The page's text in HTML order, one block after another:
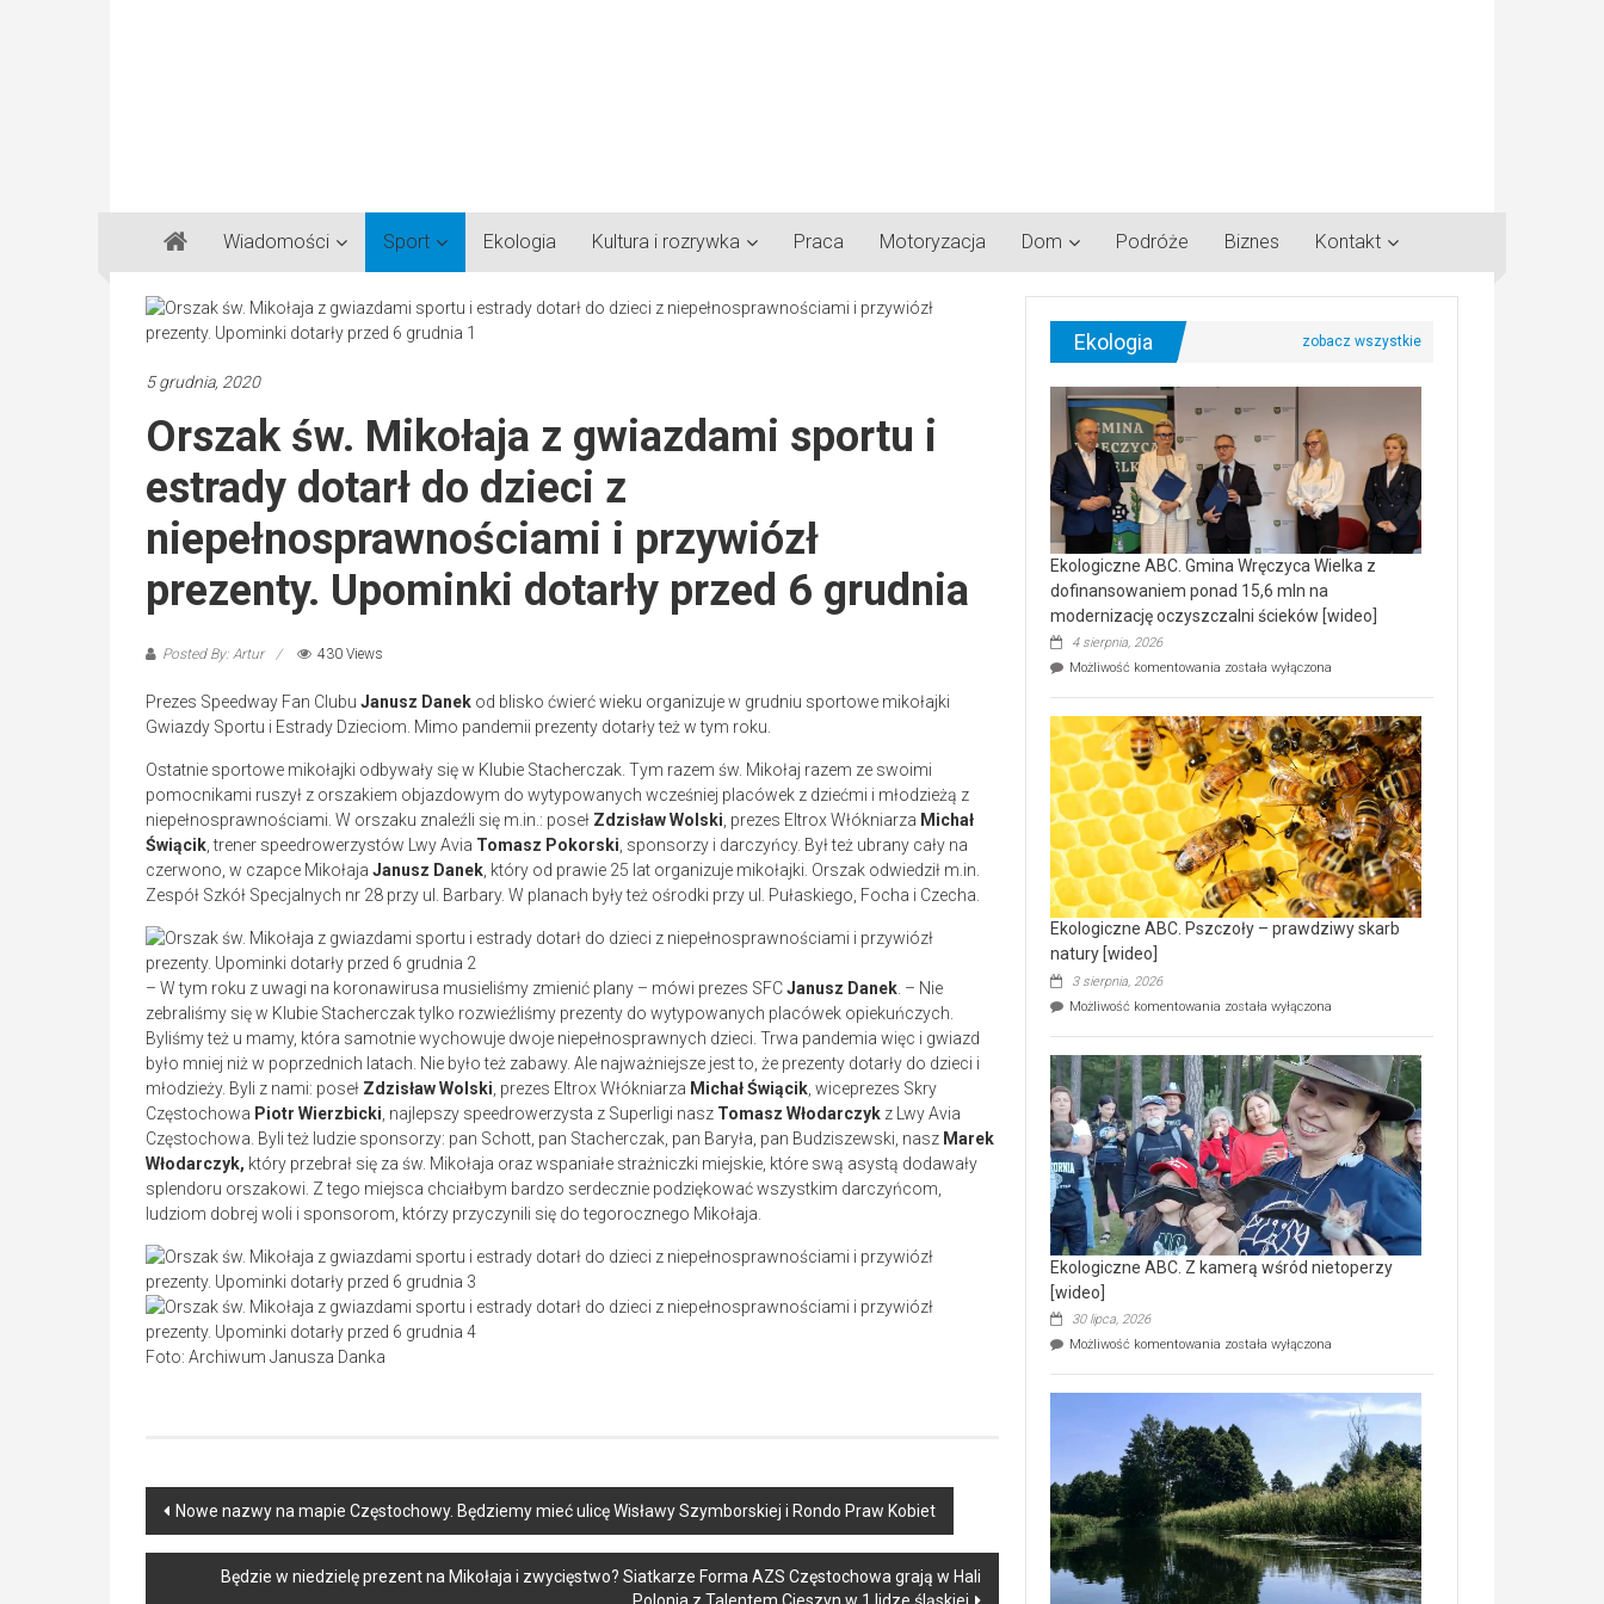
Gazeta
Regionalna
Częstochowa,
Kłobuck,
Myszków
Wiadomości Sport Ekologia Kultura i rozrywka Praca Motoryzacja Dom Podróże Biznes Kontakt
5 grudnia, 2020
Orszak św. Mikołaja z gwiazdami sportu i
estrady dotarł do dzieci z
niepełnosprawnościami i przywiózł
prezenty. Upominki dotarły przed 6 grudnia
Posted By: Artur 430 Views
Prezes Speedway Fan Clubu Janusz Danek od blisko ćwierć wieku organizuje w grudniu sportowe mikołajki
Gwiazdy Sportu i Estrady Dzieciom. Mimo pandemii prezenty dotarły też w tym roku.
Ostatnie sportowe mikołajki odbywały się w Klubie Stacherczak. Tym razem św. Mikołaj razem ze swoimi
pomocnikami ruszył z orszakiem objazdowym do wytypowanych wcześniej placówek z dziećmi i młodzieżą z
niepełnosprawnościami. W orszaku znaleźli się m.in.: poseł Zdzisław Wolski, prezes Eltrox Włókniarza Michał
Świącik, trener speedrowerzystów Lwy Avia Tomasz Pokorski, sponsorzy i darczyńcy. Był też ubrany cały na
czerwono, w czapce Mikołaja Janusz Danek, który od prawie 25 lat organizuje mikołajki. Orszak odwiedził m.in.
Zespół Szkół Specjalnych nr 28 przy ul. Barbary. W planach były też ośrodki przy ul. Pułaskiego, Focha i Czecha.
– W tym roku z uwagi na koronawirusa musieliśmy zmienić plany – mówi prezes SFCJanusz Danek. – Nie
zebraliśmy się w Klubie Stacherczak tylko rozwieźliśmy prezenty do wytypowanych placówek opiekuńczych.
Byliśmy też u mamy, która samotnie wychowuje dwoje niepełnosprawnych dzieci. Trwa pandemia więc i gwiazd
było mniej niż w poprzednich latach. Nie było też zabawy. Ale najważniejsze jest to, że prezenty dotarły do dzieci i
młodzieży. Byli z nami: poseł Zdzisław Wolski, prezes Eltrox Włókniarza Michał Świącik, wiceprezes Skry
Częstochowa Piotr Wierzbicki, najlepszy speedrowerzysta z Superligi nasz Tomasz Włodarczyk z Lwy Avia
Częstochowa. Byli też ludzie sponsorzy: pan Schott, pan Stacherczak, pan Baryła, pan Budziszewski, nasz Marek
Włodarczyk, który przebrał się za św. Mikołaja oraz wspaniałe strażniczki miejskie, które swą asystą dodawały
splendoru orszakowi. Z tego miejsca chciałbym bardzo serdecznie podziękować wszystkim darczyńcom,
ludziom dobrej woli i sponsorom, którzy przyczynili się do tegorocznego Mikołaja.
Foto: Archiwum Janusza Danka
Post
navigation
Nowe nazwy na mapie Częstochowy. Będziemy mieć ulicę Wisławy Szymborskiej i Rondo Praw Kobiet
Będzie w niedzielę prezent na Mikołaja i zwycięstwo? Siatkarze Forma AZS Częstochowa grają w Hali
Ekologia
Ekologiczne ABC. Gmina Wręczyca Wielka z
dofinansowaniem ponad 15,6 mln na
modernizację oczyszczalni ścieków [wideo]
4 sierpnia, 2026
Możliwość komentowania Ekologiczne
Wręczyca
Wielka
z
dofinansowaniem
ponad
15,6
mln
na
modernizację
oczyszczalni
ścieków
[wideo]
została wyłączona
Ekologiczne ABC. Pszczoły – prawdziwy skarb
natury [wideo]
3 sierpnia, 2026
Możliwość komentowania Ekologiczne
–
prawdziwy
skarb
natury
[wideo]
została wyłączona
Ekologiczne ABC. Z kamerą wśród nietoperzy
[wideo]
30 lipca, 2026
Możliwość komentowania Ekologiczne
wśród
nietoperzy
[wideo]
została wyłączona